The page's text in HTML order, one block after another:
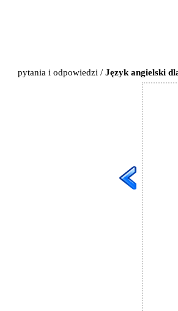
pytania i odpowiedzi / Język angielski